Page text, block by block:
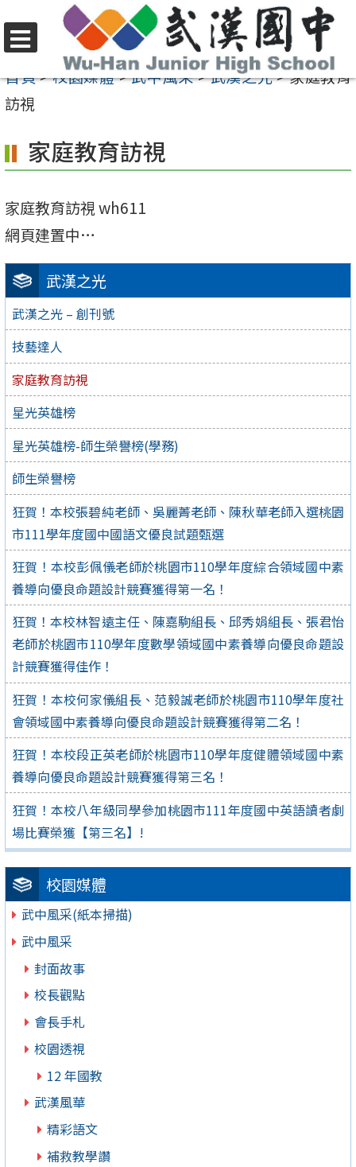
至
要
容
區
選
單
首頁>校園媒體>武中風采>武漢之光>家庭教育
訪視
武漢之光
武漢之光 – 創刊號
技藝達人
家庭教育訪視
星光英雄榜
星光英雄榜-師生榮譽榜(學務)
師生榮譽榜
狂賀！本校張碧純老師、吳麗菁老師、陳秋華老師入選桃園
市111學年度國中國語文優良試題甄選
狂賀！本校彭佩儀老師於桃園市110學年度綜合領域國中素
養導向優良命題設計競賽獲得第一名！
狂賀！本校林智遠主任、陳嘉駒組長、邱秀娟組長、張君怡
老師於桃園市110學年度數學領域國中素養導向優良命題設
計競賽獲得佳作！
狂賀！本校何家儀組長、范毅誠老師於桃園市110學年度社
會領域國中素養導向優良命題設計競賽獲得第二名！
狂賀！本校段正英老師於桃園市110學年度健體領域國中素
養導向優良命題設計競賽獲得第三名！
狂賀！本校八年級同學參加桃園市111年度國中英語讀者劇
場比賽榮獲【第三名】!
校園媒體
武中風采(紙本掃描)
武中風采
封面故事
校長觀點
會長手札
校園透視
12 年國教
武漢風華
精彩語文
補救教學讚
家庭教育訪視
家庭教育訪視 wh611
網頁建置中…